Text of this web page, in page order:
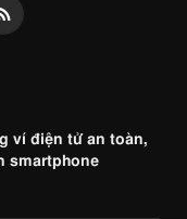
RSS
ví điện tử an toàn,
smartphone